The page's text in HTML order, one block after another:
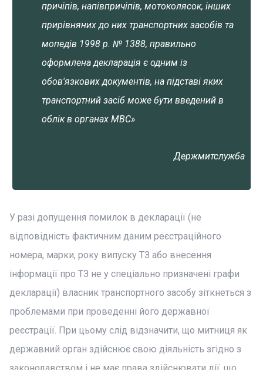
причіпів, напівпричіпів, мотоколясок, інших
прирівняних до них транспортних засобів та
мопедів 1998 р. № 1388, правильно
оформлена декларація є одним із
обов'язкових документів, на підставі яких
транспортний засіб може бути введений в
облік в органах МВС»
Держмитслужба
У разі допущення помилок в декларації (не
відповідність фактичним даним реєстраційного
номера, марки, року випуску ТЗ або внесення
інформації про ТЗ не у спеціально призначені графи
декларації) власник транспортного засобу зіткнеться з
проблемами при проведенні його державної
реєстрації. При цьому слід відзначити, що митниця як
державний орган здійснює свою діяльність згідно з